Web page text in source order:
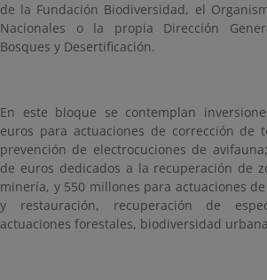
de la Fundación Biodiversidad, el
Nacionales o la propia Dirección
Bosques y Desertificación.
En este bloque se contemplan
euros para actuaciones de corrección de
prevención de electrocuciones de
de euros dedicados a la recuperación de
minería, y 550 millones para actuaciones
y restauración, recuperación de
actuaciones forestales, biodiversidad